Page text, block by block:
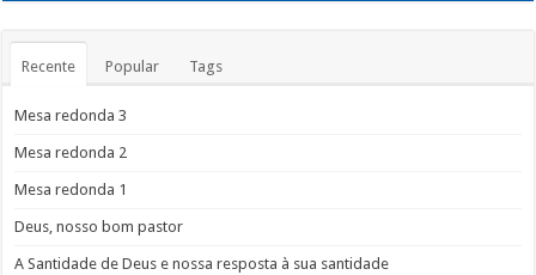
Recente Popular Tags
Mesa redonda 3
Mesa redonda 2
Mesa redonda 1
Deus, nosso bom pastor
A Santidade de Deus e nossa resposta à sua santidade